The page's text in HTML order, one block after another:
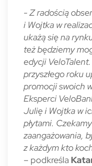
- Z radością
i Wojtka w
ukażą się na
też będziemy
edycji
przyszłego roku
promocji swoich
Eksperci
Julię i Wojtka w
płytami.
zaangażowania,
z każdym kto
– podkreśla